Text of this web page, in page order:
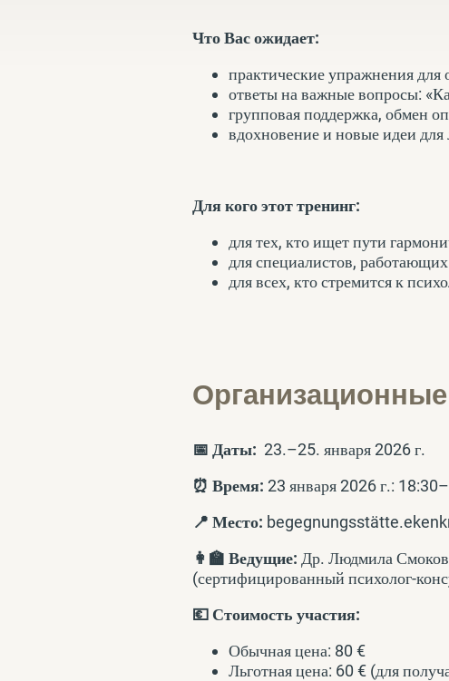
Что Вас ожидает:
практическиеупражнения для
ответы на важные вопросы:
групповая поддержка, обмен
вдохновение и новые идеи для
Для кого этот тренинг:
для тех, кто ищет пути
для специалистов,
для всех, кто стремится к
📅 Даты: 23.–25. января 2026 г.
⏰ Время: 23 января 2026 г.:
📍 Место:
👩‍🏫 Ведущие: Др. Людмила
(сертифицированный психолог-
💶 Стоимость участия:
Обычная цена: 80 €
Льготная цена: 60 € (для